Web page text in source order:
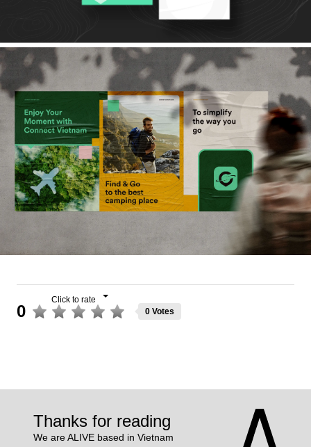
0 0 Votes
Thanks for reading
We are ALIVE based in Vietnam